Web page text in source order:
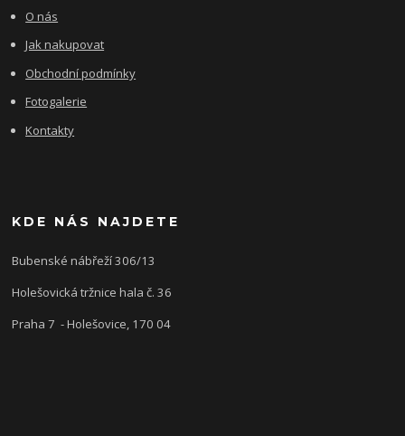
O nás
Jak nakupovat
Obchodní podmínky
Fotogalerie
Kontakty
KDE NÁS NAJDETE
Bubenské nábřeží 306/13
Holešovická tržnice hala č. 36
Praha 7 - Holešovice, 170 04